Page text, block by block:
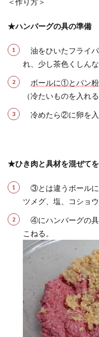
★ハンバーグの具の準備
油をひいたフライ
れ、少し茶色くしん
ボールに①とパン粉
（冷たいものを入れ
冷めたら②に卵を入
★ひき肉と具材を混ぜて
③とは違うボールに
ツメグ、塩、コショ
④にハンバーグの具
こねる。